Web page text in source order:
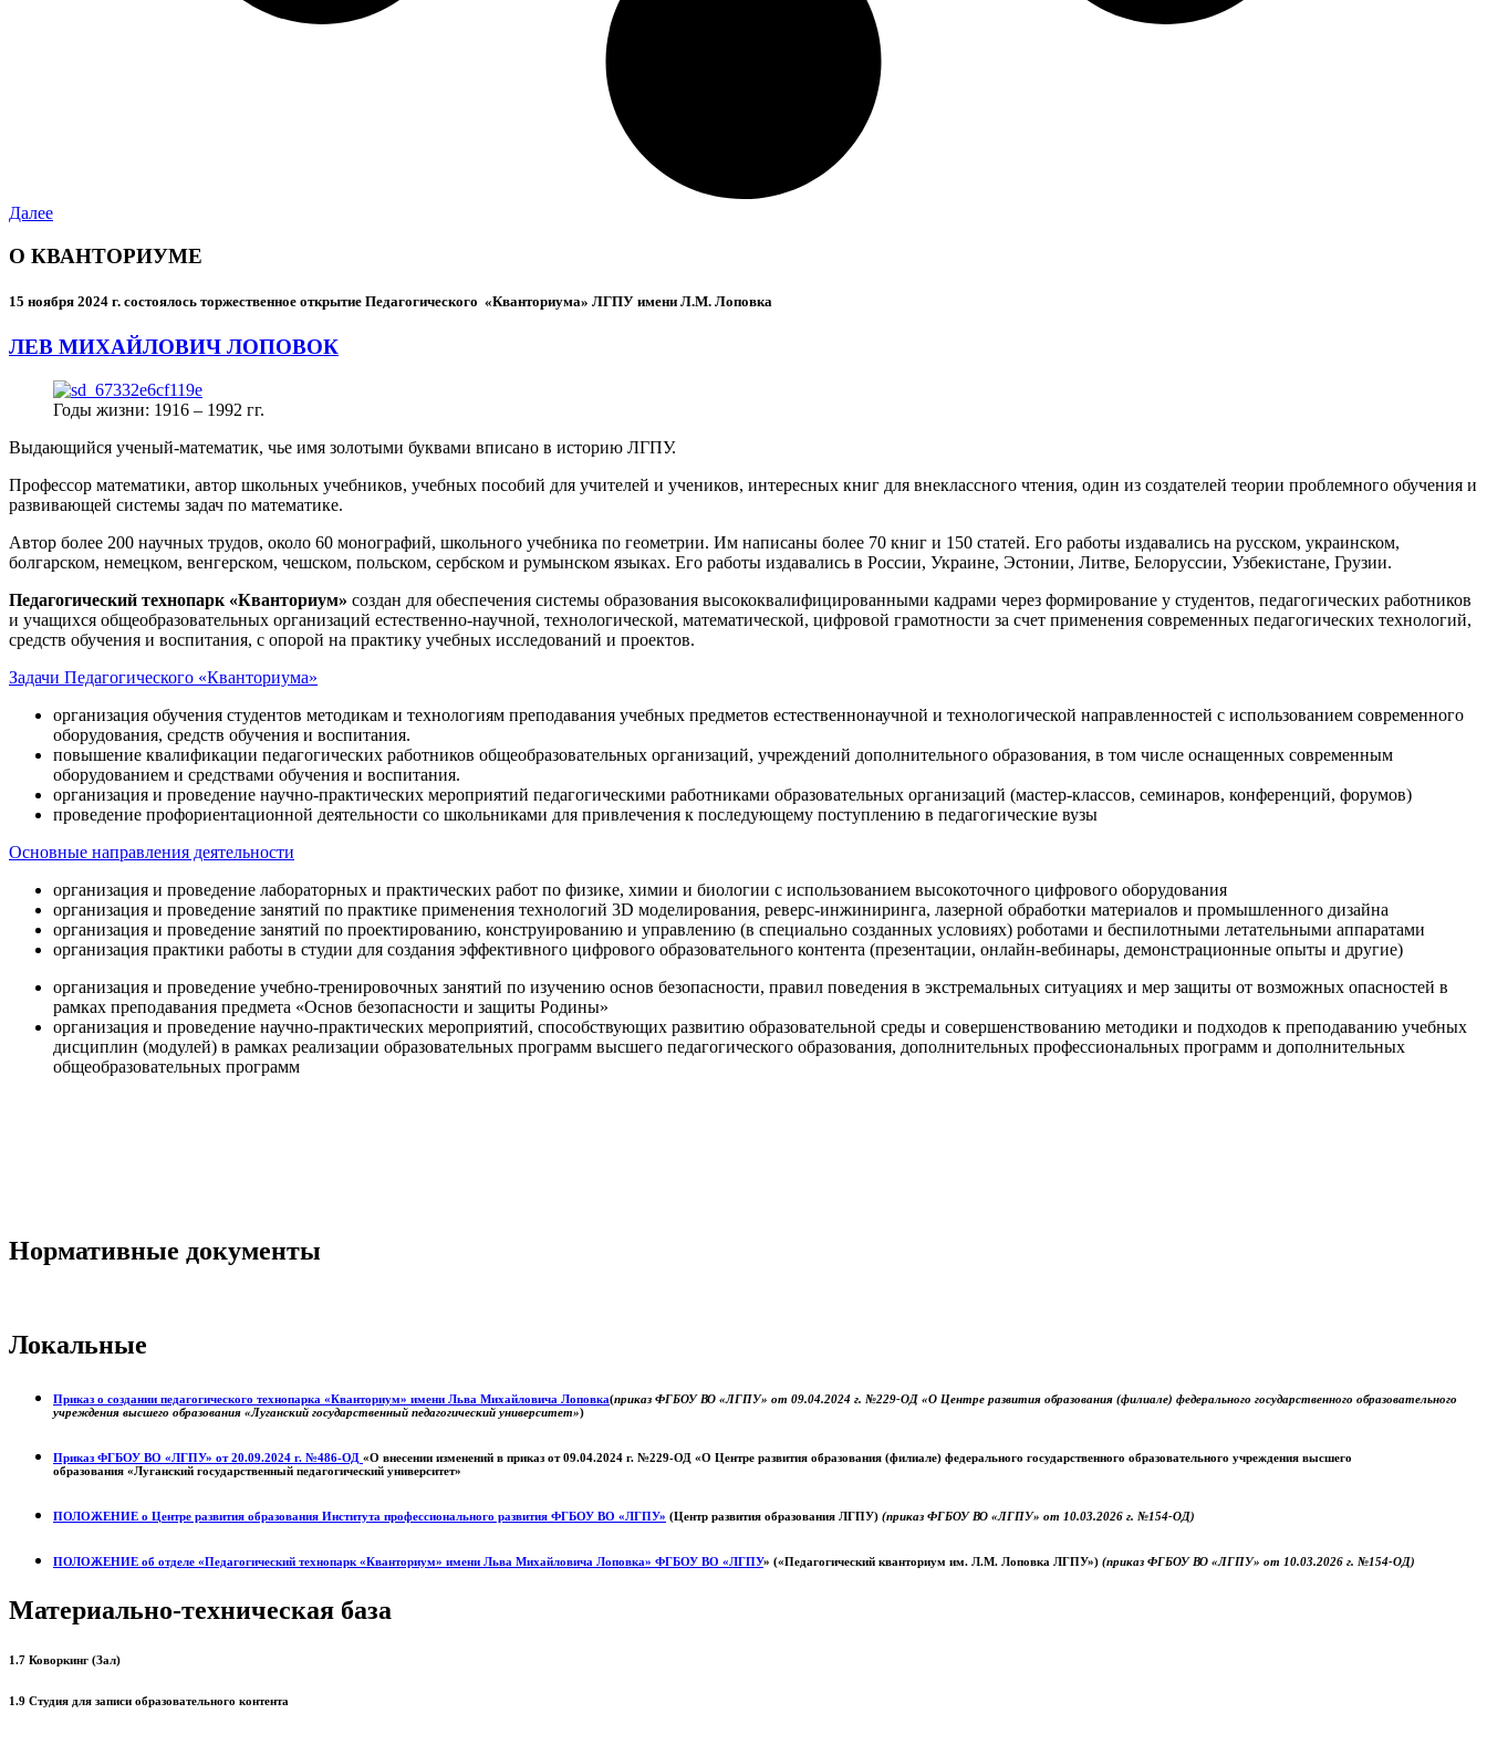
Далее
О КВАНТОРИУМЕ
15 ноября 2024 г. состоялось торжественное открытие Педагогического «Кванториума» ЛГПУ имени Л.М. Лоповка
ЛЕВ МИХАЙЛОВИЧ ЛОПОВОК
Годы жизни: 1916 – 1992 гг.
Выдающийся ученый-математик, чье имя золотыми буквами вписано в историю ЛГПУ.
Профессор математики, автор школьных учебников, учебных пособий для учителей и учеников, интересных книг для внеклассного чтения, один из создателей теории проблемного обучения и
развивающей системы задач по математике.
Автор более 200 научных трудов, около 60 монографий, школьного учебника по геометрии. Им написаны более 70 книг и 150 статей. Его работы издавались на русском, украинском,
болгарском, немецком, венгерском, чешском, польском, сербском и румынском языках. Его работы издавались в России, Украине, Эстонии, Литве, Белоруссии, Узбекистане, Грузии.
Педагогический технопарк «Кванториум» создан для обеспечения системы образования высококвалифицированными кадрами через формирование у студентов, педагогических работников
и учащихся общеобразовательных организаций естественно-научной, технологической, математической, цифровой грамотности за счет применения современных педагогических технологий,
средств обучения и воспитания, с опорой на практику учебных исследований и проектов.
Задачи Педагогического «Кванториума»
организация обучения студентов методикам и технологиям преподавания учебных предметов естественнонаучной и технологической направленностей с использованием современного
оборудования, средств обучения и воспитания.
повышение квалификации педагогических работников общеобразовательных организаций, учреждений дополнительного образования, в том числе оснащенных современным
оборудованием и средствами обучения и воспитания.
организация и проведение научно-практических мероприятий педагогическими работниками образовательных организаций (мастер-классов, семинаров, конференций, форумов)
проведение профориентационной деятельности со школьниками для привлечения к последующему поступлению в педагогические вузы
Основные направления деятельности
организация и проведение лабораторных и практических работ по физике, химии и биологии с использованием высокоточного цифрового оборудования
организация и проведение занятий по практике применения технологий 3D моделирования, реверс-инжиниринга, лазерной обработки материалов и промышленного дизайна
организация и проведение занятий по проектированию, конструированию и управлению (в специально созданных условиях) роботами и беспилотными летательными аппаратами
организация практики работы в студии для создания эффективного цифрового образовательного контента (презентации, онлайн-вебинары, демонстрационные опыты и другие)
организация и проведение учебно-тренировочных занятий по изучению основ безопасности, правил поведения в экстремальных ситуациях и мер защиты от возможных опасностей в
рамках преподавания предмета «Основ безопасности и защиты Родины»
организация и проведение научно-практических мероприятий, способствующих развитию образовательной среды и совершенствованию методики и подходов к преподаванию учебных
дисциплин (модулей) в рамках реализации образовательных программ высшего педагогического образования, дополнительных профессиональных программ и дополнительных
общеобразовательных программ
Нормативные документы
Локальные
Приказ о создании педагогического технопарка «Кванториум» имени Льва Михайловича Лоповка(приказ ФГБОУ ВО «ЛГПУ» от 09.04.2024 г. №229-ОД «О Центре развития образования (филиале) федерального государственного образовательного
учреждения высшего образования «Луганский государственный педагогический университет»)
Приказ ФГБОУ ВО «ЛГПУ» от 20.09.2024 г. №486-ОД «О внесении изменений в приказ от 09.04.2024 г. №229-ОД «О Центре развития образования (филиале) федерального государственного образовательного учреждения высшего
образования «Луганский государственный педагогический университет»
ПОЛОЖЕНИЕ о Центре развития образования Института профессионального развития ФГБОУ ВО «ЛГПУ» (Центр развития образования ЛГПУ) (приказ ФГБОУ ВО «ЛГПУ» от 10.03.2026 г. №154-ОД)
ПОЛОЖЕНИЕ об отделе «Педагогический технопарк «Кванториум» имени Льва Михайловича Лоповка» ФГБОУ ВО «ЛГПУ» («Педагогический кванториум им. Л.М. Лоповка ЛГПУ») (приказ ФГБОУ ВО «ЛГПУ» от 10.03.2026 г. №154-ОД)
Материально-техническая база
1.7 Коворкинг (Зал)
1.9 Студия для записи образовательного контента